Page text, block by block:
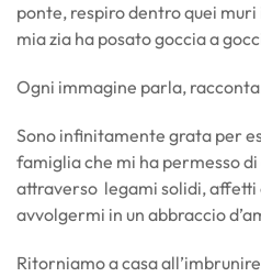
ponte, respiro dentro quei
mia zia ha posato goccia a
Ogni immagine parla,
Sono infinitamente grata per
famiglia che mi ha permesso
attraverso legami solidi, affetti
avvolgermi in un abbraccio
Ritorniamo a casa